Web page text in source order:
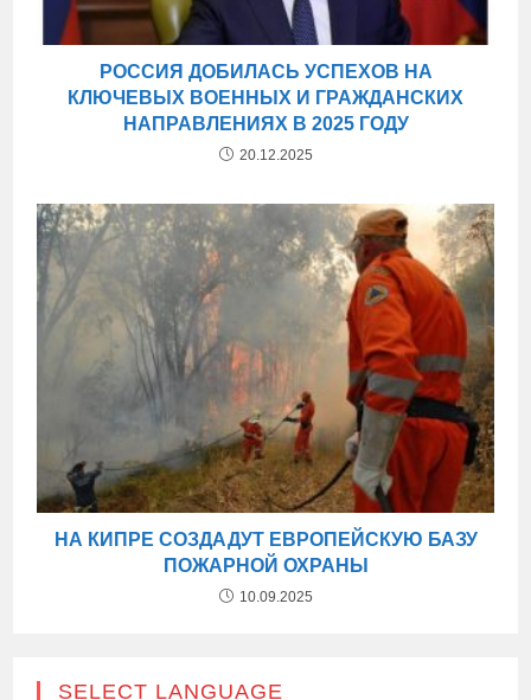
РОССИЯ ДОБИЛАСЬ УСПЕХОВ НА
КЛЮЧЕВЫХ ВОЕННЫХ И ГРАЖДАНСКИХ
НАПРАВЛЕНИЯХ В 2025 ГОДУ
20.12.2025
НА КИПРЕ СОЗДАДУТ ЕВРОПЕЙСКУЮ БАЗУ
ПОЖАРНОЙ ОХРАНЫ
10.09.2025
SELECT LANGUAGE